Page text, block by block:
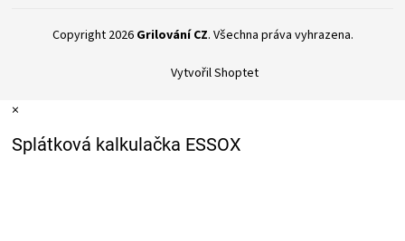
Vytvořil Shoptet
Copyright 2026 Grilování CZ. Všechna práva vyhrazena.
×
Splátková kalkulačka ESSOX